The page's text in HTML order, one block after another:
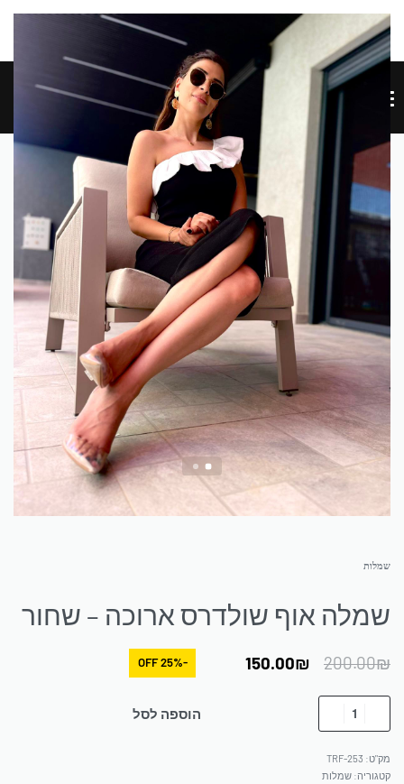
NEW SITE NEW SITE NEW SITE NEW SITE NEW SITE
HE
0
שמלות
שמלה אוף שולדרס ארוכה – שחור
200.00₪
150.00₪
-25% OFF
הוספה לסל
TRF-253
קטגוריה: שמלות